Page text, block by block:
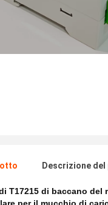
Descrizione
T17215 di baccano del